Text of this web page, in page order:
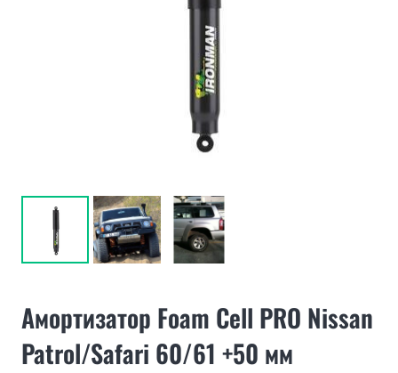
Амортизатор Foam Cell PRO Nissan
Patrol/Safari 60/61 +50 мм